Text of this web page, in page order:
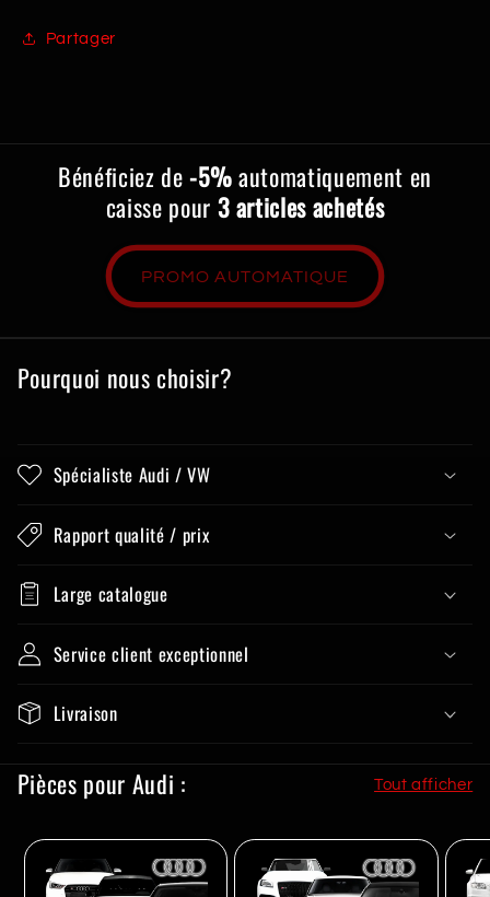
Partager
Bénéficiez de-5%automatiquement en
caisse pour 3 articles achetés
PROMO AUTOMATIQUE
Pourquoi nous choisir?
Spécialiste Audi / VW
Rapport qualité / prix
Large catalogue
Service client exceptionnel
Livraison
Pièces pour Audi : Tout afficher